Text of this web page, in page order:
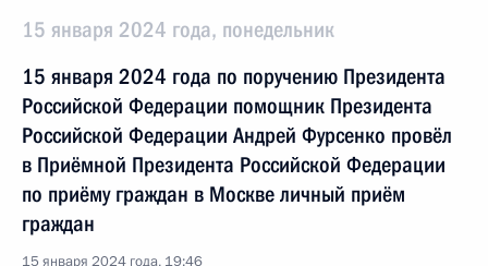
15 января 2024 года, понедельник
15 января 2024 года по поручению Президента
Российской Федерации помощник Президента
Российской Федерации Андрей Фурсенко провёл
в Приёмной Президента Российской Федерации
по приёму граждан в Москве личный приём
граждан
15 января 2024 года, 19:46